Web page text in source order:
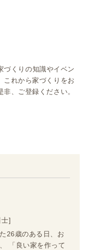
づくりの知識やイベン
これから家づくりをお
、ご登録ください。
士]
26歳のある日、お
「良い家を作って